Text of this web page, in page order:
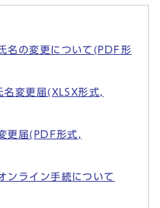
名の変更について(PDF形
名変更届(XLSX形式,
更届(PDF形式,
ライン手続について